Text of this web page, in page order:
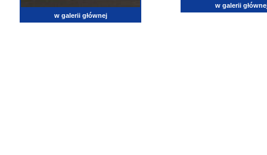
w galerii głównej
w galerii